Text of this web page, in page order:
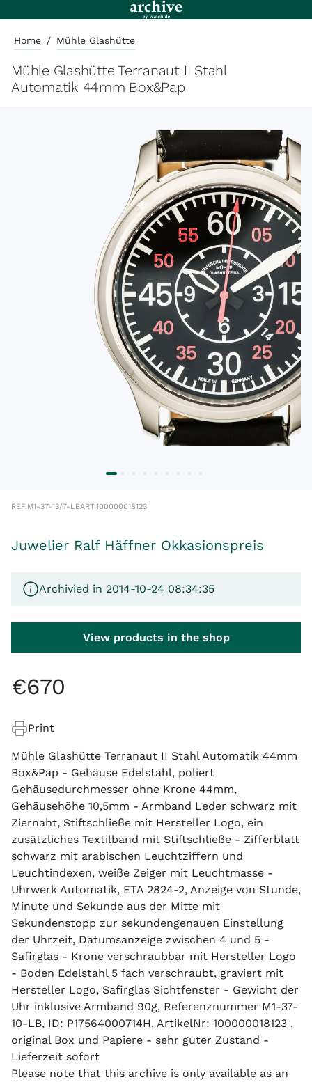
Home / Mühle Glashütte
Mühle Glashütte Terranaut II Stahl
Automatik 44mm Box&Pap
REF.M1-37-13/7-LBART.100000018123
Juwelier Ralf Häffner Okkasionspreis
Archivied in 2014-10-24 08:34:35
View products in the shop
€670
Print
Mühle Glashütte Terranaut II Stahl Automatik 44mm
Box&Pap - Gehäuse Edelstahl, poliert
Gehäusedurchmesser ohne Krone 44mm,
Gehäusehöhe 10,5mm - Armband Leder schwarz mit
Ziernaht, Stiftschließe mit Hersteller Logo, ein
zusätzliches Textilband mit Stiftschließe - Zifferblatt
schwarz mit arabischen Leuchtziffern und
Leuchtindexen, weiße Zeiger mit Leuchtmasse -
Uhrwerk Automatik, ETA 2824-2, Anzeige von Stunde,
Minute und Sekunde aus der Mitte mit
Sekundenstopp zur sekundengenauen Einstellung
der Uhrzeit, Datumsanzeige zwischen 4 und 5 -
Safirglas - Krone verschraubbar mit Hersteller Logo
- Boden Edelstahl 5 fach verschraubt, graviert mit
Hersteller Logo, Safirglas Sichtfenster - Gewicht der
Uhr inklusive Armband 90g, Referenznummer M1-37-
10-LB, ID: P17564000714H, ArtikelNr: 100000018123 ,
original Box und Papiere - sehr guter Zustand -
Lieferzeit sofort
Please note that this archive is only available as an